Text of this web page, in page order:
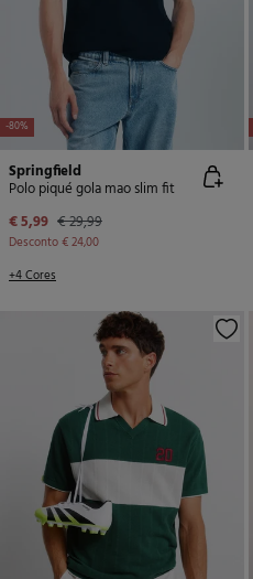
-80%
Springfield
Polo piqué gola mao slim fit
€ 5,99 € 29,99
Desconto€ 24,00
+4 Cores